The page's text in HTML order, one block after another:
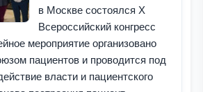
в Москве состоялся X
Всероссийский конгресс
мероприятие организовано
пациентов и проводится под
власти и пациентского